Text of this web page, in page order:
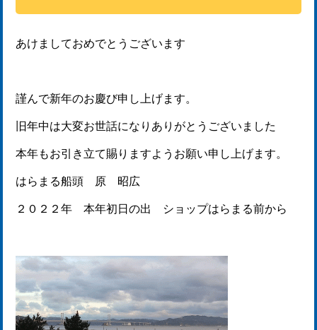
あけましておめでとうございます
謹んで新年のお慶び申し上げます。
旧年中は大変お世話になりありがとうございました
本年もお引き立て賜りますようお願い申し上げます。
はらまる船頭 原 昭広
２０２２年 本年初日の出 ショップはらまる前から